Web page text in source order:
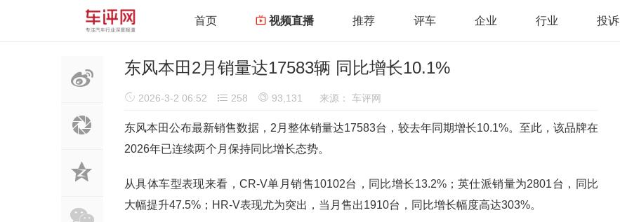
首页 视频直播 推荐 评车 企业 行业 投诉
东风本田2月销量达17583辆 同比增长10.1%
2026-3-2 06:52 258 93,131 来源： 车评网
东风本田公布最新销售数据，2月整体销量达17583台，较去年同期增长10.1%。至此，该品牌在
2026年已连续两个月保持同比增长态势。
从具体车型表现来看，CR-V单月销售10102台，同比增长13.2%；英仕派销量为2801台，同比
大幅提升47.5%；HR-V表现尤为突出，当月售出1910台，同比增长幅度高达303%。